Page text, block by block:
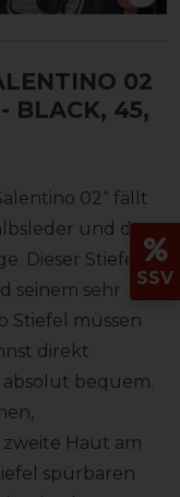
02
- BLACK, 45,
02“ fällt
und dem
Dieser Stiefel
seinem sehr
Stiefel müssen
direkt
absolut bequem.
zweite Haut am
spürbaren
SSV